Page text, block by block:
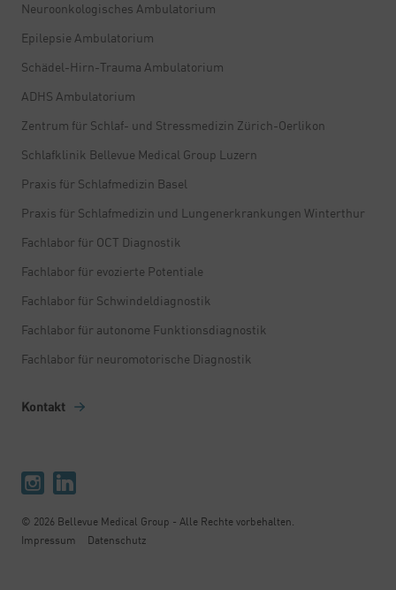
Neuroonkologisches Ambulatorium
Epilepsie Ambulatorium
Schädel-Hirn-Trauma Ambulatorium
ADHS Ambulatorium
Zentrum für Schlaf- und Stressmedizin Zürich-Oerlikon
Schlafklinik Bellevue Medical Group Luzern
Praxis für Schlafmedizin Basel
Praxis für Schlafmedizin und Lungenerkrankungen Winterthur
Fachlabor für OCT Diagnostik
Fachlabor für evozierte Potentiale
Fachlabor für Schwindeldiagnostik
Fachlabor für autonome Funktionsdiagnostik
Fachlabor für neuromotorische Diagnostik
Kontakt
© 2026 Bellevue Medical Group - Alle Rechte vorbehalten.
Impressum
Datenschutz